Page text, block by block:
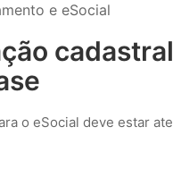
e eSocial
o eSocial deve estar